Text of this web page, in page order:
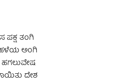
ಪಕ್ಷ ತಂಗಿ
ಹಳೆಯ ಅಂಗಿ
ದೇಶ